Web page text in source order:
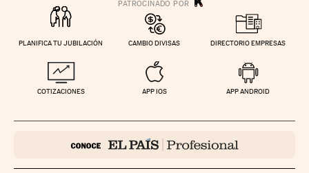
PLANIFICA TU JUBILACIÓN CAMBIO DIVISAS DIRECTORIO EMPRESAS
COTIZACIONES APP IOS APP ANDROID